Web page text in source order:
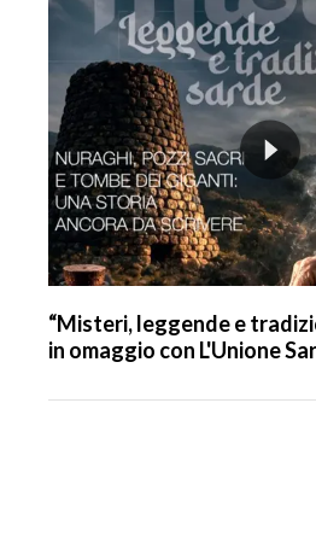
“Misteri, leggende e
in omaggio con L'Unione